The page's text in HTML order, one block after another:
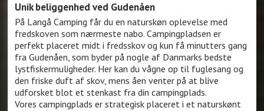
Unik beliggenhed ved Gudenåen
På Langå Camping får du en naturskøn oplevelse med
fredskoven som nærmeste nabo. Campingpladsen er
perfekt placeret midt i fredsskov og kun få minutters gang
fra Gudenåen, som byder på nogle af Danmarks bedste
lystfiskermuligheder. Her kan du vågne op til fuglesang og
den friske duft af skov, mens åen venter på at blive
udforsket blot et stenkast fra din campingplads.
Vores campingplads er strategisk placeret i et naturskønt